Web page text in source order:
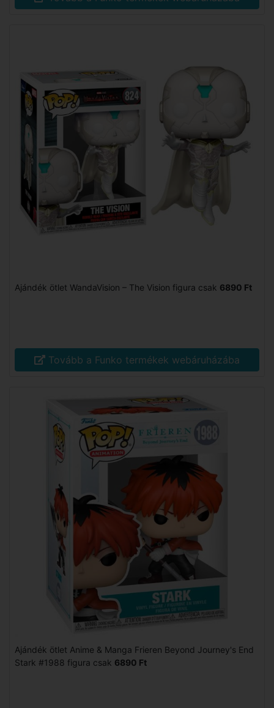
Ajándék ötlet WandaVision – The Vision figura csak 6890 Ft
Tovább a Funko termékek webáruházába
Ajándék ötlet Anime & Manga Frieren Beyond Journey's End
Stark #1988 figura csak 6890 Ft